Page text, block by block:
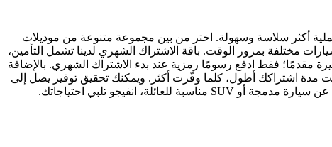
أكثر سلاسة وسهولة. اختر من بين مجموعة متنوعة من موديلات
مختلفة بمرور الوقت. باقة الاشتراك الشهري لدينا تشمل التأمين،
مقدمًا؛ فقط ادفع رسومًا رمزية عند بدء الاشتراك الشهري. بالإضافة
مدة اشتراكك أطول، كلما وفّرت أكثر. ويمكنك تحقيق توفير يصل إلى